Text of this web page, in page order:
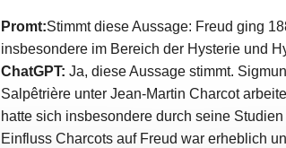
Promt:Stimmt diese Aussage: Freud ging
insbesondere im Bereich der Hysterie und
ChatGPT: Ja, diese Aussage stimmt.
Salpêtrière unter Jean-Martin Charcot
hatte sich insbesondere durch seine
Einfluss Charcots auf Freud war erheblich